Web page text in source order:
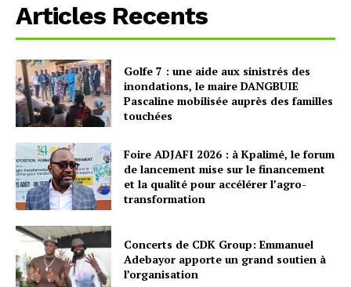
Articles Recents
Golfe 7 : une aide aux sinistrés des
inondations, le maire DANGBUIE
Pascaline mobilisée auprès des familles
touchées
Foire ADJAFI 2026 : à Kpalimé, le forum
de lancement mise sur le financement
et la qualité pour accélérer l’agro-
transformation
Concerts de CDK Group: Emmanuel
Adebayor apporte un grand soutien à
l’organisation